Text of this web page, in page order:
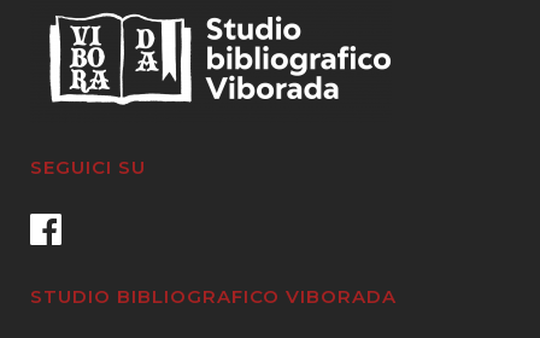
SEGUICI SU
STUDIO BIBLIOGRAFICO VIBORADA